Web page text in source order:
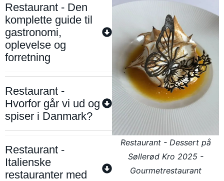
Restaurant - Den
komplette guide til
gastronomi,
oplevelse og
forretning
Restaurant -
Hvorfor går vi ud og
spiser i Danmark?
Restaurant -
Italienske
restauranter med
Restaurant - Dessert på
Søllerød Kro 2025 -
Gourmetrestaurant